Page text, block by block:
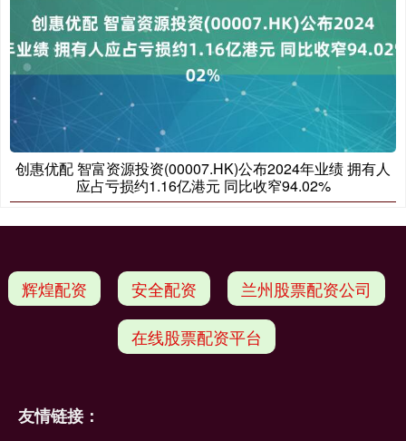
创惠优配 智富资源投资(00007.HK)公布2024年业绩 拥有人
应占亏损约1.16亿港元 同比收窄94.02%
辉煌配资 安全配资 兰州股票配资公司
在线股票配资平台
友情链接：